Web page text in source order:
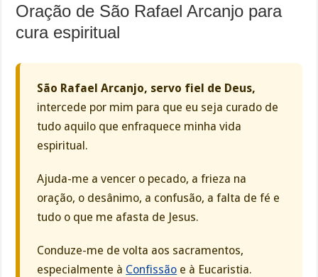
Oração de São Rafael Arcanjo para
cura espiritual
São Rafael Arcanjo, servo fiel de Deus,
intercede por mim para que eu seja curado de
tudo aquilo que enfraquece minha vida
espiritual.
Ajuda-me a vencer o pecado, a frieza na
oração, o desânimo, a confusão, a falta de fé e
tudo o que me afasta de Jesus.
Conduze-me de volta aos sacramentos,
especialmente à Confissão e à Eucaristia.